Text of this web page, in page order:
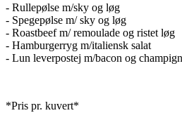
- Rullepølse m/sky og løg
- Spegepølse m/ sky og løg
- Roastbeef m/ remoulade og ristet løg
- Hamburgerryg m/italiensk salat
- Lun leverpostej m/bacon og
*Pris pr. kuvert*